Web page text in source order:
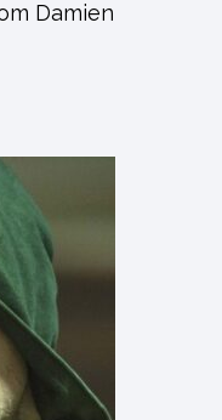
Damien